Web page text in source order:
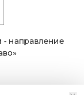
- направление